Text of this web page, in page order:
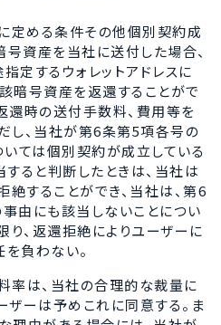
定める条件その他個別契約成
資産を当社に送付した場合、
定するウォレットアドレスに
暗号資産を返還することがで
還時の送付手数料、費用等を
し、当社が第6条第5項各号の
いては個別契約が成立している
すると判断したときは、当社は
することができ、当社は、第6
由にも該当しないことについ
、返還拒絶によりユーザーに
負わない。
率は、当社の合理的な裁量に
ザーは予めこれに同意する。ま